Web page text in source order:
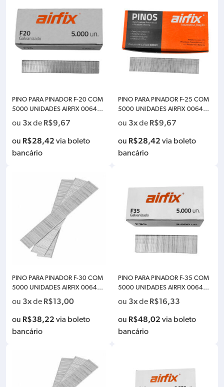
PINO PARA PINADOR F-20 COM
5000 UNIDADES AIRFIX 006482
ou 3xde R$9,67
ou R$28,42 via boleto
bancário
PINO PARA PINADOR F-25 COM
5000 UNIDADES AIRFIX 006482
ou 3xde R$9,67
ou R$28,42 via boleto
bancário
PINO PARA PINADOR F-30 COM
5000 UNIDADES AIRFIX 006483
ou 3xde R$13,00
ou R$38,22 via boleto
bancário
PINO PARA PINADOR F-35 COM
5000 UNIDADES AIRFIX 006483
ou 3xde R$16,33
ou R$48,02 via boleto
bancário